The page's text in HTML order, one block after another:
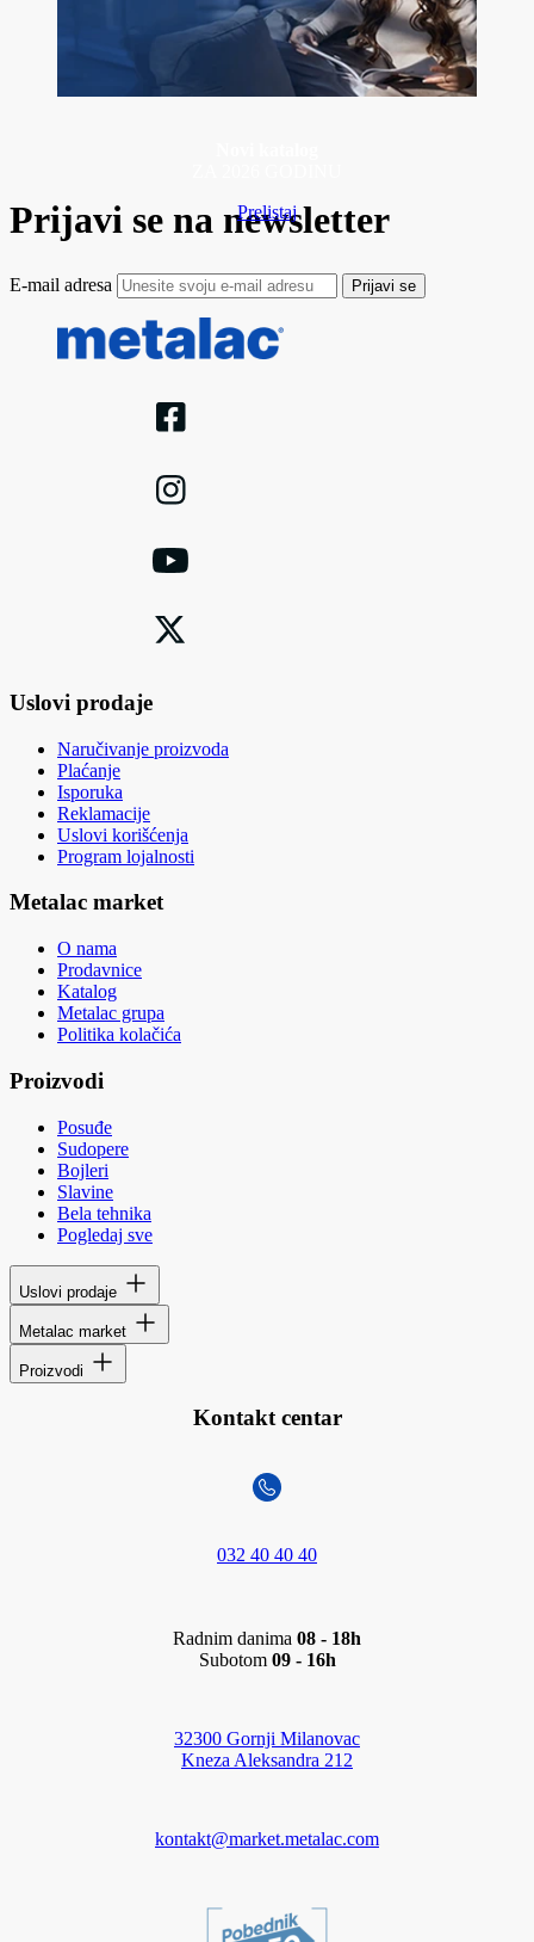
Prelistaj
Prijavi se na newsletter
E-mail adresa Prijavi se
Uslovi prodaje
Naručivanje proizvoda
Plaćanje
Isporuka
Reklamacije
Uslovi korišćenja
Program lojalnosti
Metalac market
O nama
Prodavnice
Katalog
Metalac grupa
Politika kolačića
Proizvodi
Posuđe
Sudopere
Bojleri
Slavine
Bela tehnika
Pogledaj sve
Uslovi prodaje
Metalac market
Proizvodi
Kontakt centar
032 40 40 40
Radnim danima 08 - 18h
Subotom 09 - 16h
32300 Gornji Milanovac
Kneza Aleksandra 212
kontakt@market.metalac.com